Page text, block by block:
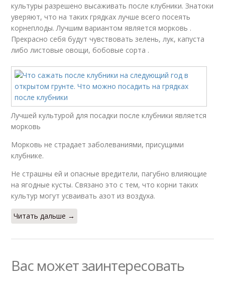
культуры разрешено высаживать после клубники. Знатоки
уверяют, что на таких грядках лучше всего посеять
корнеплоды. Лучшим вариантом является морковь .
Прекрасно себя будут чувствовать зелень, лук, капуста
либо листовые овощи, бобовые сорта .
Лучшей культурой для посадки после клубники является
морковь
Морковь не страдает заболеваниями, присущими
клубнике.
Не страшны ей и опасные вредители, пагубно влияющие
на ягодные кусты. Связано это с тем, что корни таких
культур могут усваивать азот из воздуха.
Читать дальше →
Вас может заинтересовать